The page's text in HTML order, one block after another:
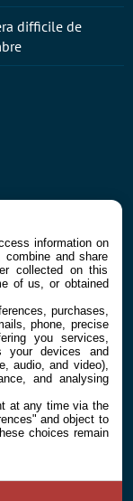
difficile de
information on
and share
collected on this
of us, or obtained
purchases,
phone, precise
you services,
your devices and
audio, and video),
and analysing
at any time via the
and object to
choices remain